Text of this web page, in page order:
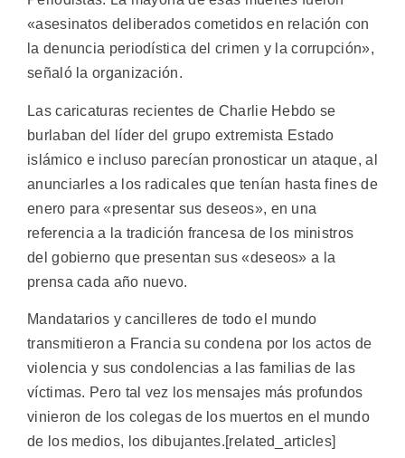
«asesinatos deliberados cometidos en relación con
la denuncia periodística del crimen y la corrupción»,
señaló la organización.
Las caricaturas recientes de Charlie Hebdo se
burlaban del líder del grupo extremista Estado
islámico e incluso parecían pronosticar un ataque, al
anunciarles a los radicales que tenían hasta fines de
enero para «presentar sus deseos», en una
referencia a la tradición francesa de los ministros
del gobierno que presentan sus «deseos» a la
prensa cada año nuevo.
Mandatarios y cancilleres de todo el mundo
transmitieron a Francia su condena por los actos de
violencia y sus condolencias a las familias de las
víctimas. Pero tal vez los mensajes más profundos
vinieron de los colegas de los muertos en el mundo
de los medios, los dibujantes.[related_articles]